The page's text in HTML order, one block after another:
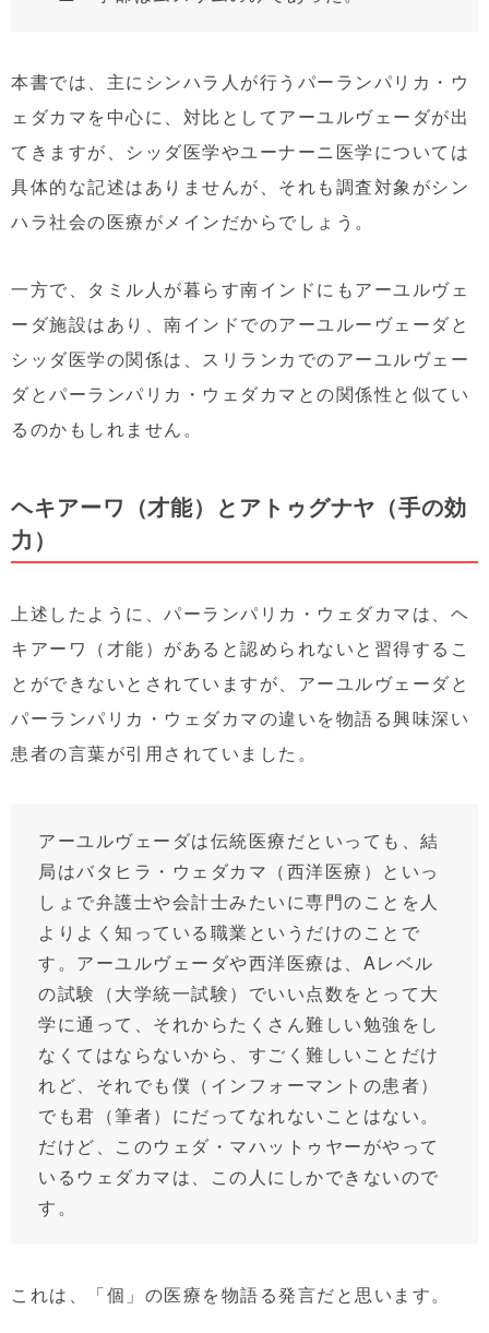
本書では、主にシンハラ人が行うパーランパリカ・ウ
ェダカマを中心に、対比としてアーユルヴェーダが出
てきますが、シッダ医学やユーナーニ医学については
具体的な記述はありませんが、それも調査対象がシン
ハラ社会の医療がメインだからでしょう。
一方で、タミル人が暮らす南インドにもアーユルヴェ
ーダ施設はあり、南インドでのアーユルーヴェーダと
シッダ医学の関係は、スリランカでのアーユルヴェー
ダとパーランパリカ・ウェダカマとの関係性と似てい
るのかもしれません。
ヘキアーワ（才能）とアトゥグナヤ（手の効
力）
上述したように、パーランパリカ・ウェダカマは、ヘ
キアーワ（才能）があると認められないと習得するこ
とができないとされていますが、アーユルヴェーダと
パーランパリカ・ウェダカマの違いを物語る興味深い
患者の言葉が引用されていました。
アーユルヴェーダは伝統医療だといっても、結
局はバタヒラ・ウェダカマ（西洋医療）といっ
しょで弁護士や会計士みたいに専門のことを人
よりよく知っている職業というだけのことで
す。アーユルヴェーダや西洋医療は、Aレベル
の試験（大学統一試験）でいい点数をとって大
学に通って、それからたくさん難しい勉強をし
なくてはならないから、すごく難しいことだけ
れど、それでも僕（インフォーマントの患者）
でも君（筆者）にだってなれないことはない。
だけど、このウェダ・マハットゥヤーがやって
いるウェダカマは、この人にしかできないので
す。
これは、「個」の医療を物語る発言だと思います。